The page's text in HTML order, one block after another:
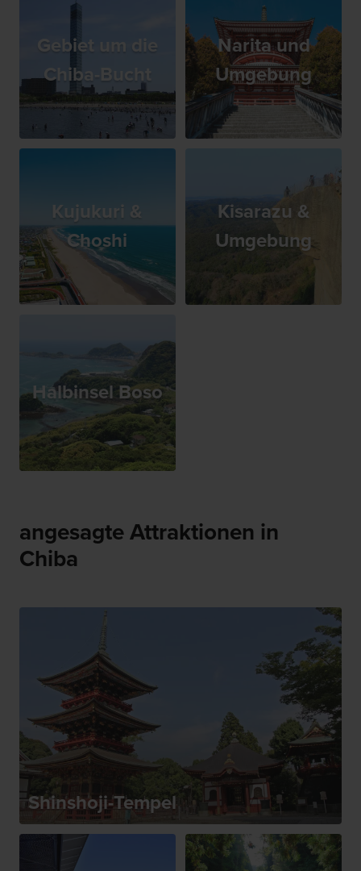
Gebiet um die
Chiba-Bucht
Narita und
Umgebung
Kujukuri &
Choshi
Kisarazu &
Umgebung
Halbinsel Boso
angesagte Attraktionen in
Chiba
Shinshoji-Tempel